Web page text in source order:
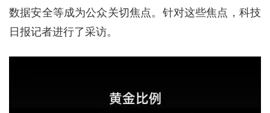
数据安全等成为公众关切焦点。针对这些焦点，科技
日报记者进行了采访。